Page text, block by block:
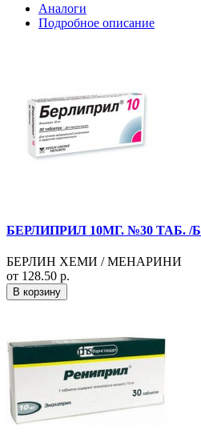
Аналоги
Подробное описание
БЕРЛИПРИЛ 10МГ. №30 ТАБ.
БЕРЛИН ХЕМИ / МЕНАРИНИ
от 128.50 р.
В корзину